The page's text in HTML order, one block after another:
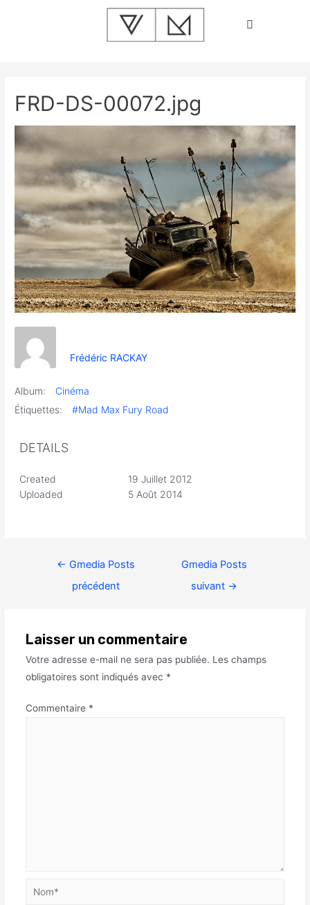
FRD-DS-00072.jpg
Frédéric RACKAY
Album:
Cinéma
Étiquettes:
#Mad Max Fury Road
DETAILS
Created
19 Juillet 2012
Uploaded
5 Août 2014
← Gmedia Posts
précédent
Gmedia Posts
suivant →
Laisser un commentaire
Votre adresse e-mail ne sera pas publiée. Les champs
obligatoires sont indiqués avec *
Commentaire *